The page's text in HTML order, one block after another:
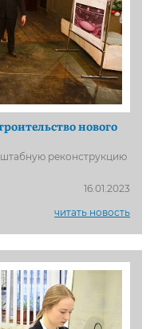
нового
реконструкцию
16.01.2023
читать новость